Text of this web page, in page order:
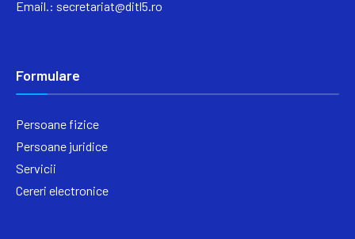
Email.: secretariat@ditl5.ro
Formulare
Persoane fizice
Persoane juridice
Servicii
Cereri electronice